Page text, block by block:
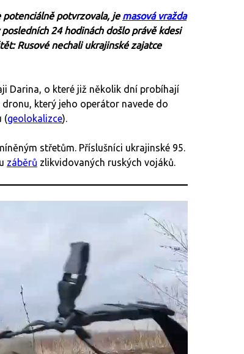
potvrzovala, je masová vražda
24 hodinách došlo právě kdesi
Rusové nechali ukrajinské zajatce
Darina, o které již několik dní probíhají
dronu, který jeho operátor navede do
(geolokalizce).
střetům. Příslušníci ukrajinské 95.
záběrů zlikvidovaných ruských vojáků.